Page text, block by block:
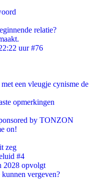
relatie?
uur #76
een vleugje cynisme de
opmerkingen
by TONZON
on!
zeg
#4
2028 opvolgt
vergeven?